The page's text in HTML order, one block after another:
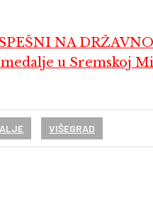
NA
u Sremskoj
VIŠEGRAD